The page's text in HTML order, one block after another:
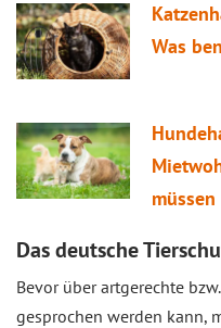
Was
müssen
Das deutsche
Bevor über artgerechte bzw.
gesprochen werden kann,